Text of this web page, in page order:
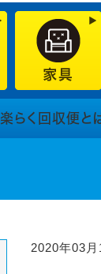
楽らく回収便と
2020年03